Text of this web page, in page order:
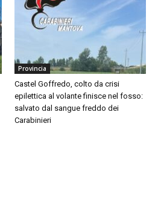
Provincia
Castel Goffredo, colto da crisi
epilettica al volante finisce nel fosso:
salvato dal sangue freddo dei
Carabinieri